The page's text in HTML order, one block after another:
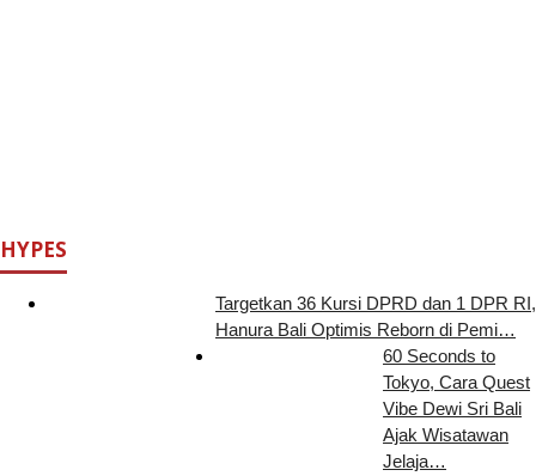
HYPES
Targetkan 36 Kursi DPRD dan 1 DPR RI,
Hanura Bali Optimis Reborn di Pemi…
60 Seconds to
Tokyo, Cara Quest
Vibe Dewi Sri Bali
Ajak Wisatawan
Jelaja…